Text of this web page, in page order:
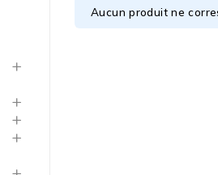
Aucun produit ne